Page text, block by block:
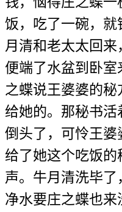
饭，吃了一碗，
月清和老太太回
便端了水盆到卧
之蝶说王婆婆的
给她的。那秘书
倒头了，可怜王
给了她这个吃饭
声。牛月清洗毕
净水要庄之蝶也